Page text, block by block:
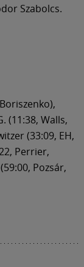
Szabolcs.
(11:38, Walls,
(33:09, EH,
Perrier,
Pozsár,